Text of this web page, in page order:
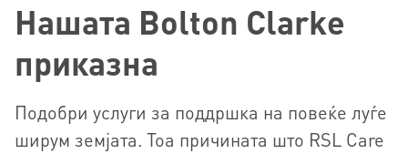
Нашата Bolton Clarke
приказна
Подобри услуги за поддршка на повеќе луѓе
ширум земјата. Тоа причината што RSL Care